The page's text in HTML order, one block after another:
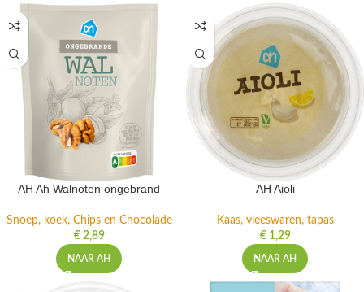
AH Ah Walnoten ongebrand
Snoep, koek, Chips en Chocolade
€2,89
NAAR AH
AH Aioli
Kaas, vleeswaren, tapas
€1,29
NAAR AH